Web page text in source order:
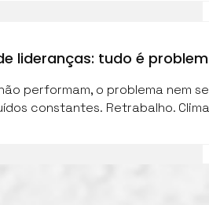
lideranças: tudo é
performam, o problema nem
constantes. Retrabalho.